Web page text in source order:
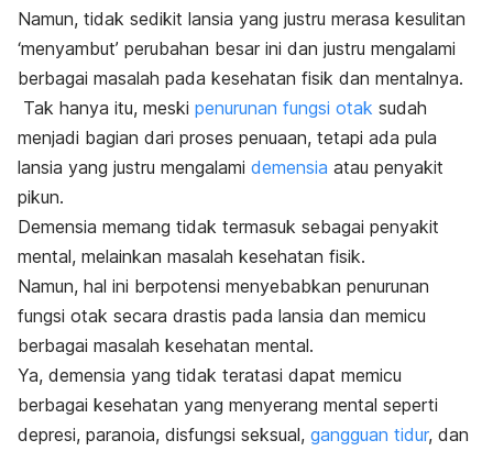
Namun, tidak sedikit lansia yang justru merasa kesulitan
‘menyambut’ perubahan besar ini dan justru mengalami
berbagai masalah pada kesehatan fisik dan mentalnya.
Tak hanya itu, meski penurunan fungsi otak sudah
menjadi bagian dari proses penuaan, tetapi ada pula
lansia yang justru mengalami demensia atau penyakit
pikun.
Demensia memang tidak termasuk sebagai penyakit
mental, melainkan masalah kesehatan fisik.
Namun, hal ini berpotensi menyebabkan penurunan
fungsi otak secara drastis pada lansia dan memicu
berbagai masalah kesehatan mental.
Ya, demensia yang tidak teratasi dapat memicu
berbagai kesehatan yang menyerang mental seperti
depresi, paranoia, disfungsi seksual, gangguan tidur, dan